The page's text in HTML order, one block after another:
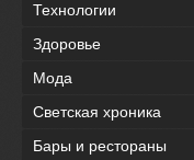
Технологии
Здоровье
Мода
Светская хроника
Бары и рестораны